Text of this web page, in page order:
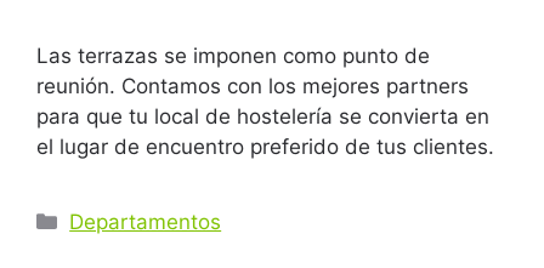
Las terrazas se imponen como punto de
reunión. Contamos con los mejores partners
para que tu local de hostelería se convierta en
el lugar de encuentro preferido de tus clientes.
Departamentos